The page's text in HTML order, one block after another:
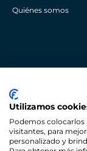
Quiénes somos
Utilizamos
Podemos colocarlos
visitantes, para
personalizado y